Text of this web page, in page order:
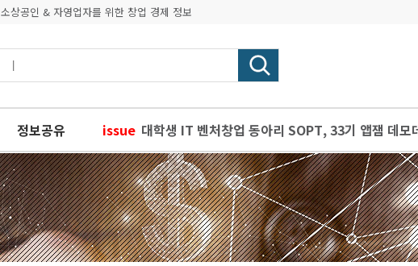
소상공인 & 자영업자를 위한 창업 경제 정보
정보공유 issue 대학생 IT 벤처창업 동아리 SOPT, 33기 앱잼 데모
서울과 함께 성장할 식품 분야 청년 스타트업 모여라
프랜차이즈 양극화, 치킨, 커피・음료 프랜차이즈
사회연대은행-11번가, 소상공인 대상 무이자 대출